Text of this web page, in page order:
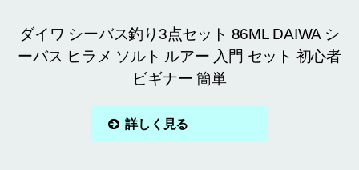
ダイワ シーバス釣り3点セット 86ML DAIWA シ
ーバス ヒラメ ソルト ルアー 入門 セット 初心者
ビギナー 簡単
詳しく見る